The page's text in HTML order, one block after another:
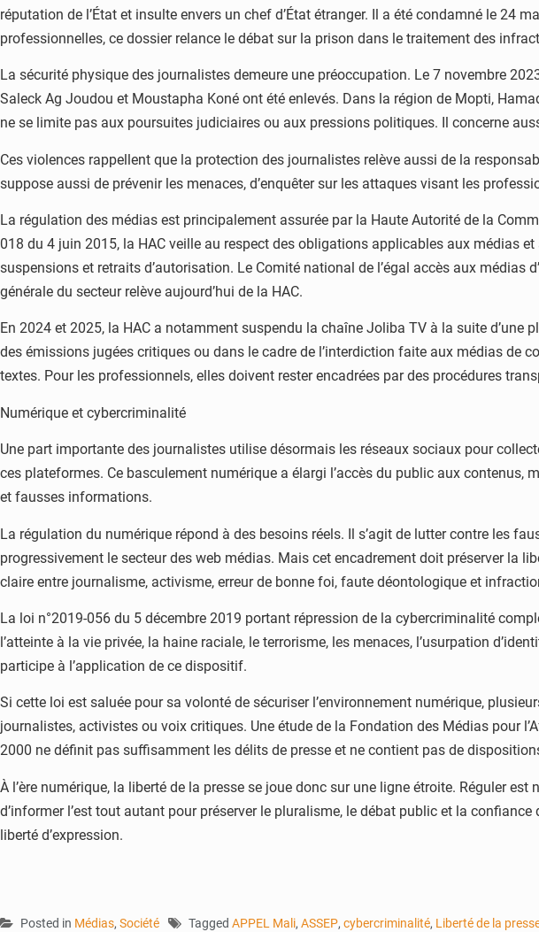
réputation de l’État et insulte envers un chef d’État étranger. Il a été condamné le 24
professionnelles, ce dossier relance le débat sur la prison dans le traitement des
La sécurité physique des journalistes demeure une préoccupation. Le 7 novembre
Saleck Ag Joudou et Moustapha Koné ont été enlevés. Dans la région de Mopti,
ne se limite pas aux poursuites judiciaires ou aux pressions politiques. Il concerne
Ces violences rappellent que la protection des journalistes relève aussi de la
suppose aussi de prévenir les menaces, d’enquêter sur les attaques visant les
La régulation des médias est principalement assurée par la Haute Autorité de la
018 du 4 juin 2015, la HAC veille au respect des obligations applicables aux médias
suspensions et retraits d’autorisation. Le Comité national de l’égal accès aux
générale du secteur relève aujourd’hui de la HAC.
En 2024 et 2025, la HAC a notamment suspendu la chaîne Joliba TV à la suite
des émissions jugées critiques ou dans le cadre de l’interdiction faite aux médias de
textes. Pour les professionnels, elles doivent rester encadrées par des procédures
Numérique et cybercriminalité
Une part importante des journalistes utilise désormais les réseaux sociaux pour
ces plateformes. Ce basculement numérique a élargi l’accès du public aux
et fausses informations.
La régulation du numérique répond à des besoins réels. Il s’agit de lutter contre les
progressivement le secteur des web médias. Mais cet encadrement doit préserver la
claire entre journalisme, activisme, erreur de bonne foi, faute déontologique et
La loi n°2019-056 du 5 décembre 2019 portant répression de la cybercriminalité
l’atteinte à la vie privée, la haine raciale, le terrorisme, les menaces, l’usurpation
participe à l’application de ce dispositif.
Si cette loi est saluée pour sa volonté de sécuriser l’environnement numérique,
journalistes, activistes ou voix critiques. Une étude de la Fondation des Médias pour
2000 ne définit pas suffisamment les délits de presse et ne contient pas de
À l’ère numérique, la liberté de la presse se joue donc sur une ligne étroite. Réguler
d’informer l’est tout autant pour préserver le pluralisme, le débat public et la
liberté d’expression.
Posted in Médias, Société Tagged APPEL Mali, ASSEP, cybercriminalité, Liberté de la